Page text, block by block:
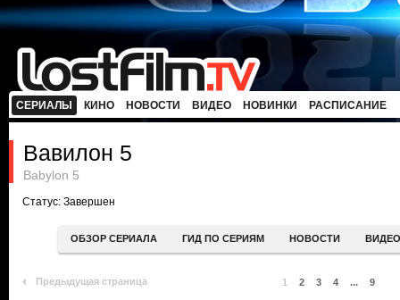
СЕРИАЛЫ КИНО НОВОСТИ ВИДЕО НОВИНКИ РАСПИСАНИЕ
Вавилон 5
Babylon 5
Статус: Завершен
ОБЗОР СЕРИАЛА ГИД ПО СЕРИЯМ НОВОСТИ ВИДЕО
Предыдущая страница 1 2 3 4 ... 9